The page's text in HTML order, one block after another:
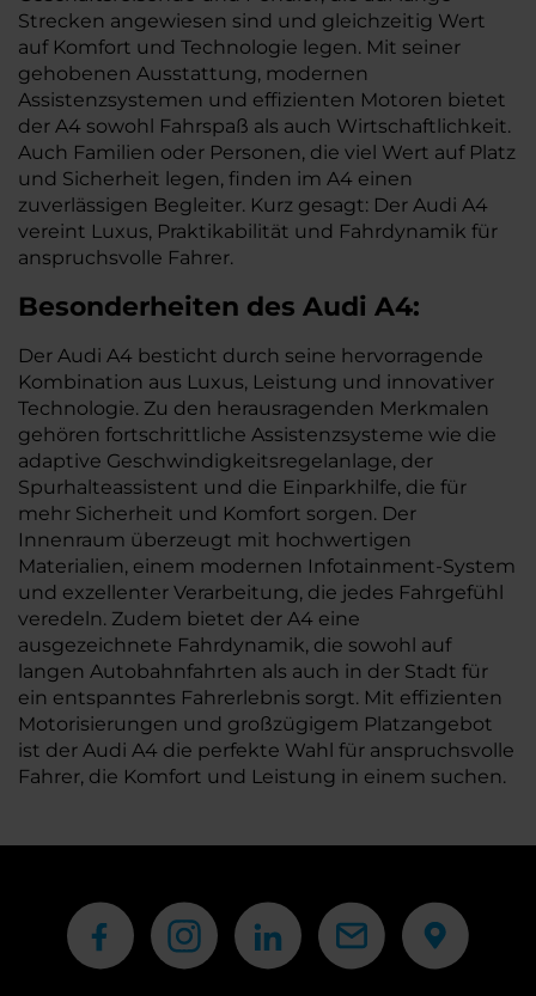
Strecken angewiesen sind und gleichzeitig Wert
auf Komfort und Technologie legen. Mit seiner
gehobenen Ausstattung, modernen
Assistenzsystemen und effizienten Motoren bietet
der A4 sowohl Fahrspaß als auch Wirtschaftlichkeit.
Auch Familien oder Personen, die viel Wert auf Platz
und Sicherheit legen, finden im A4 einen
zuverlässigen Begleiter. Kurz gesagt: Der Audi A4
vereint Luxus, Praktikabilität und Fahrdynamik für
anspruchsvolle Fahrer.
Besonderheiten des Audi A4:
Der Audi A4 besticht durch seine hervorragende
Kombination aus Luxus, Leistung und innovativer
Technologie. Zu den herausragenden Merkmalen
gehören fortschrittliche Assistenzsysteme wie die
adaptive Geschwindigkeitsregelanlage, der
Spurhalteassistent und die Einparkhilfe, die für
mehr Sicherheit und Komfort sorgen. Der
Innenraum überzeugt mit hochwertigen
Materialien, einem modernen Infotainment-System
und exzellenter Verarbeitung, die jedes Fahrgefühl
veredeln. Zudem bietet der A4 eine
ausgezeichnete Fahrdynamik, die sowohl auf
langen Autobahnfahrten als auch in der Stadt für
ein entspanntes Fahrerlebnis sorgt. Mit effizienten
Motorisierungen und großzügigem Platzangebot
ist der Audi A4 die perfekte Wahl für anspruchsvolle
Fahrer, die Komfort und Leistung in einem suchen.